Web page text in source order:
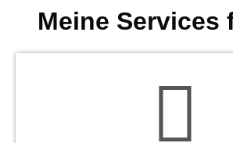
Meine Services